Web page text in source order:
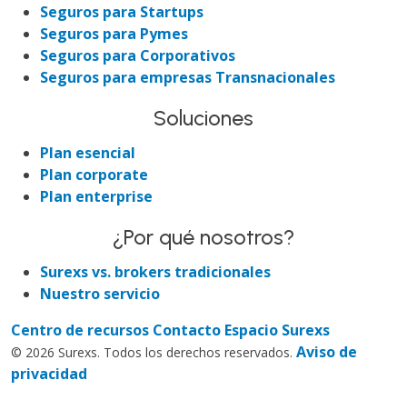
Seguros para Startups
Seguros para Pymes
Seguros para Corporativos
Seguros para empresas Transnacionales
Soluciones
Plan esencial
Plan corporate
Plan enterprise
¿Por qué nosotros?
Surexs vs. brokers tradicionales
Nuestro servicio
Centro de recursos Contacto Espacio Surexs
© 2026 Surexs. Todos los derechos reservados. Aviso de
privacidad